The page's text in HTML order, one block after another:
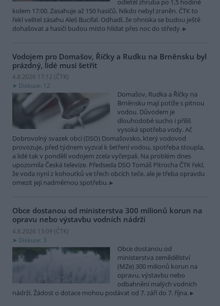
odletěl zhruba po 1,5 hodině
kolem 17:00. Zasahuje až 150 hasičů. Nikdo nebyl zraněn. ČTK to
řekl velitel zásahu Aleš Bucifal. Odhadl, že ohniska se budou ještě
dohašovat a hasiči budou místo hlídat přes noc do středy.
Vodojem pro Domašov, Říčky a Rudku na Brněnsku byl
prázdný, lidé musí šetřit
4.8.2026 17:12 (ČTK)
Diskuse: 12
Domašov, Rudka a Říčky na
Brněnsku mají potíže s pitnou
vodou. Důvodem je
dlouhodobé sucho i příliš
vysoká spotřeba vody. Ač
Dobrovolný svazek obcí (DSO) Domašovsko, který vodovod
provozuje, před týdnem vyzval k šetření vodou, spotřeba stoupla,
a lidé tak v pondělí vodojem zcela vyčerpali. Na problém dnes
upozornila Česká televize. Předseda DSO Tomáš Pitrocha ČTK řekl,
že voda nyní z kohoutků ve třech obcích teče, ale je třeba opravdu
omezit její nadměrnou spotřebu.
Obce dostanou od ministerstva 300 milionů korun na
opravu nebo výstavbu vodních nádrží
4.8.2026 13:09 (ČTK)
Diskuse: 3
Obce dostanou od
ministerstva zemědělství
(MZe) 300 milionů korun na
opravu, výstavbu nebo
odbahnění malých vodních
nádrží. Žádost o dotace mohou podávat od 7. září do 7. října.